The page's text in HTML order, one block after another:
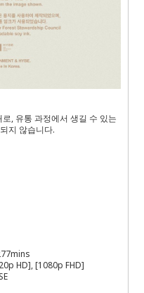
, 유통 과정에서 생길 수 있는
지 않습니다.
HD], [1080p FHD]